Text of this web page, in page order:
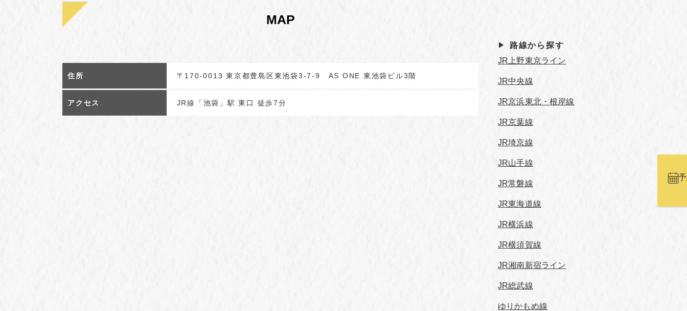
MAP
住所 〒170-0013 東京都豊島区東池袋3-7-9 AS ONE 東池袋ビル3階
アクセス JR線「池袋」駅 東口 徒歩7分
路線から探す
JR上野東京ライン
JR中央線
JR京浜東北・根岸線
JR京葉線
JR埼京線
JR山手線
JR常磐線
JR東海道線
JR横浜線
JR横須賀線
JR湘南新宿ライン
JR総武線
ゆりかもめ線